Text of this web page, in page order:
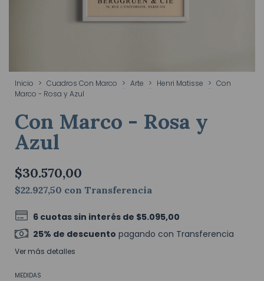
Inicio > Cuadros Con Marco > Arte > Henri Matisse > Con
Marco - Rosa y Azul
Con Marco - Rosa y
Azul
$30.570,00
$22.927,50 con Transferencia
6 cuotas sin interés de $5.095,00
25% de descuento pagando con Transferencia
Ver más detalles
MEDIDAS